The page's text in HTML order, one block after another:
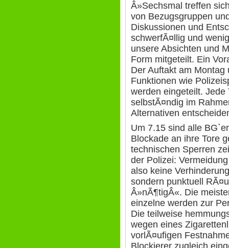
Â»Sechsmal treffen
von Bezugsgruppen
Diskussionen und
schwerfÃ¤llig und
unsere Absichten und
Form mitgeteilt. Ein
Der Auftakt am
Funktionen wie
werden eingeteilt. Jede
selbstÃ¤ndig im
Alternativen
Um 7.15 sind alle
Blockade an ihre Tore
technischen Sperren
der Polizei:
also keine
sondern punktuell
Â»nÃ¶tigÂ«. Die
einzelne werden zur
Die teilweise
wegen eines
vorlÃ¤ufigen
Blockierer zugleich